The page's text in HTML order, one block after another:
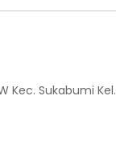
Kec. Sukabumi Kel.